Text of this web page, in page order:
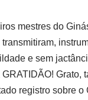
mestres do
e sem
Grato,
registro sobre